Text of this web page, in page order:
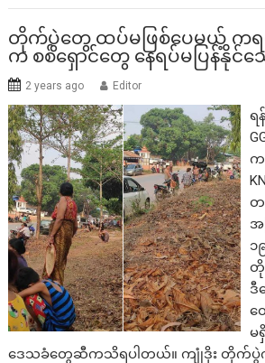
တိုက်ပွဲတွေ ထပ်မဖြစ်ပေမယ့် ကရ
က စစ်ရှောင်တွေ နေရပ်မပြန်နိုင်သ
2 years ago Editor
ရ
က
တ
အ
၁
တို
ဒီ
တ
မ
ဒေသခံတွေဆီကသိရပါတယ်။ ကျုံဒိုး တိုက်ပွဲက